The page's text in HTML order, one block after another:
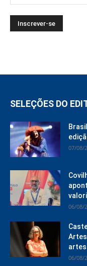
SELEÇÕES DO
07/08/
06/08/
06/08/